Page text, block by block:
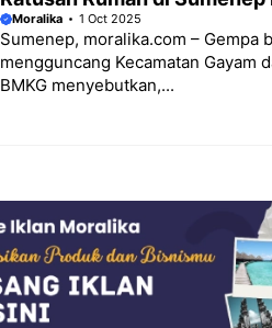
Moralika 1 Oct 2025
Sumenep, moralika.com – Gempa
mengguncang Kecamatan Gayam
BMKG menyebutkan,...